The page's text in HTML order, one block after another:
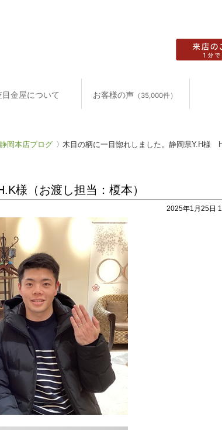
目金屋について お客様の声 （35,000件）
静岡本店ブログ 木目の柄に一目惚れしました。静岡県Y.H様
様（お渡し担当：榎本）
2025年1月25日